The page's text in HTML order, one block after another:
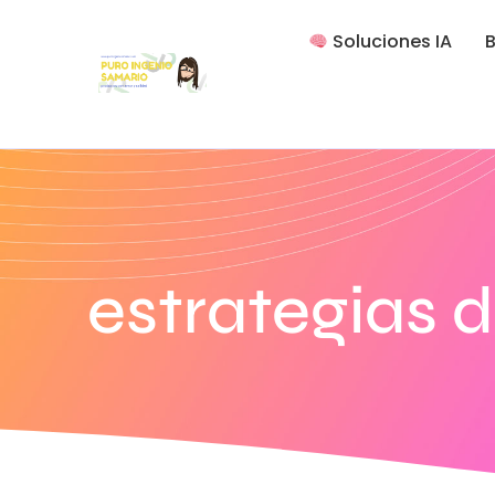
Soluciones IA
estrategias